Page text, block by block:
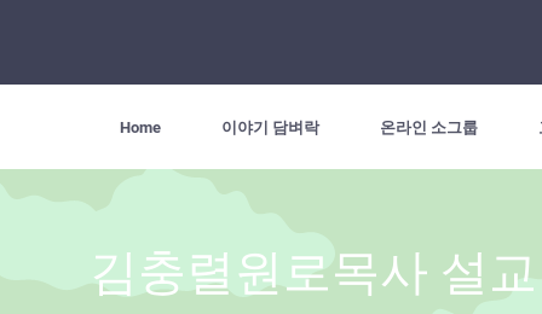
Home 이야기 담벼락 온라인 소그룹
김충렬원로목사 설교